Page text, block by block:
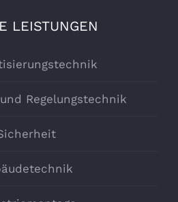
LEISTUNGEN
Regelungstechnik